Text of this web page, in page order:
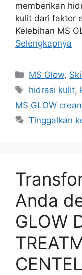
memberikan
kulit dari faktor
Kelebihan MS
Selengkapnya
Kategori
MS Glow,
Tag
hidrasi kulit,
MS GLOW
Tinggalkan
Anda
GLOW